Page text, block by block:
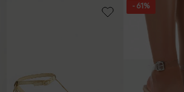
- 61%